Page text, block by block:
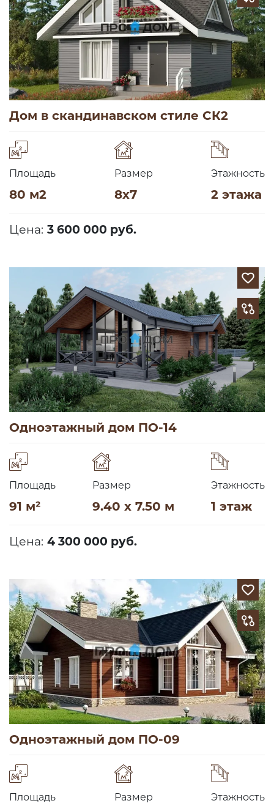
Дом в скандинавском стиле СК2
Площадь
80 м2
Размер
8х7
Этажность
2 этажа
Цена: 3 600 000 руб.
Одноэтажный дом ПО-14
Площадь
91 м²
Размер
9.40 x 7.50 м
Этажность
1 этаж
Цена: 4 300 000 руб.
Одноэтажный дом ПО-09
Площадь Размер Этажность